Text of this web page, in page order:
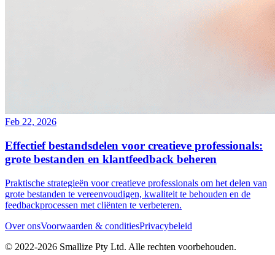
Feb 22, 2026
Effectief bestandsdelen voor creatieve professionals:
grote bestanden en klantfeedback beheren
Praktische strategieën voor creatieve professionals om het delen van
grote bestanden te vereenvoudigen, kwaliteit te behouden en de
feedbackprocessen met cliënten te verbeteren.
Over onsVoorwaarden & conditiesPrivacybeleid
© 2022-2026 Smallize Pty Ltd. Alle rechten voorbehouden.